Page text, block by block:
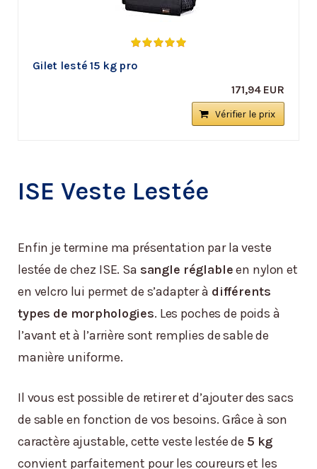
Gilet lesté 15 kg pro
171,94 EUR
Vérifier le prix
ISE Veste Lestée
Enfin je termine ma présentation par la veste
lestée de chez ISE. Sa sangle réglableen nylon et
en velcro lui permet de s’adapter à différents
types de morphologies. Les poches de poids à
l’avant et à l’arrière sont remplies de sable de
manière uniforme.
Il vous est possible de retirer et d’ajouter des sacs
de sable en fonction de vos besoins. Grâce à son
caractère ajustable, cette veste lestée de 5 kg
convient parfaitement pour les coureurs et les